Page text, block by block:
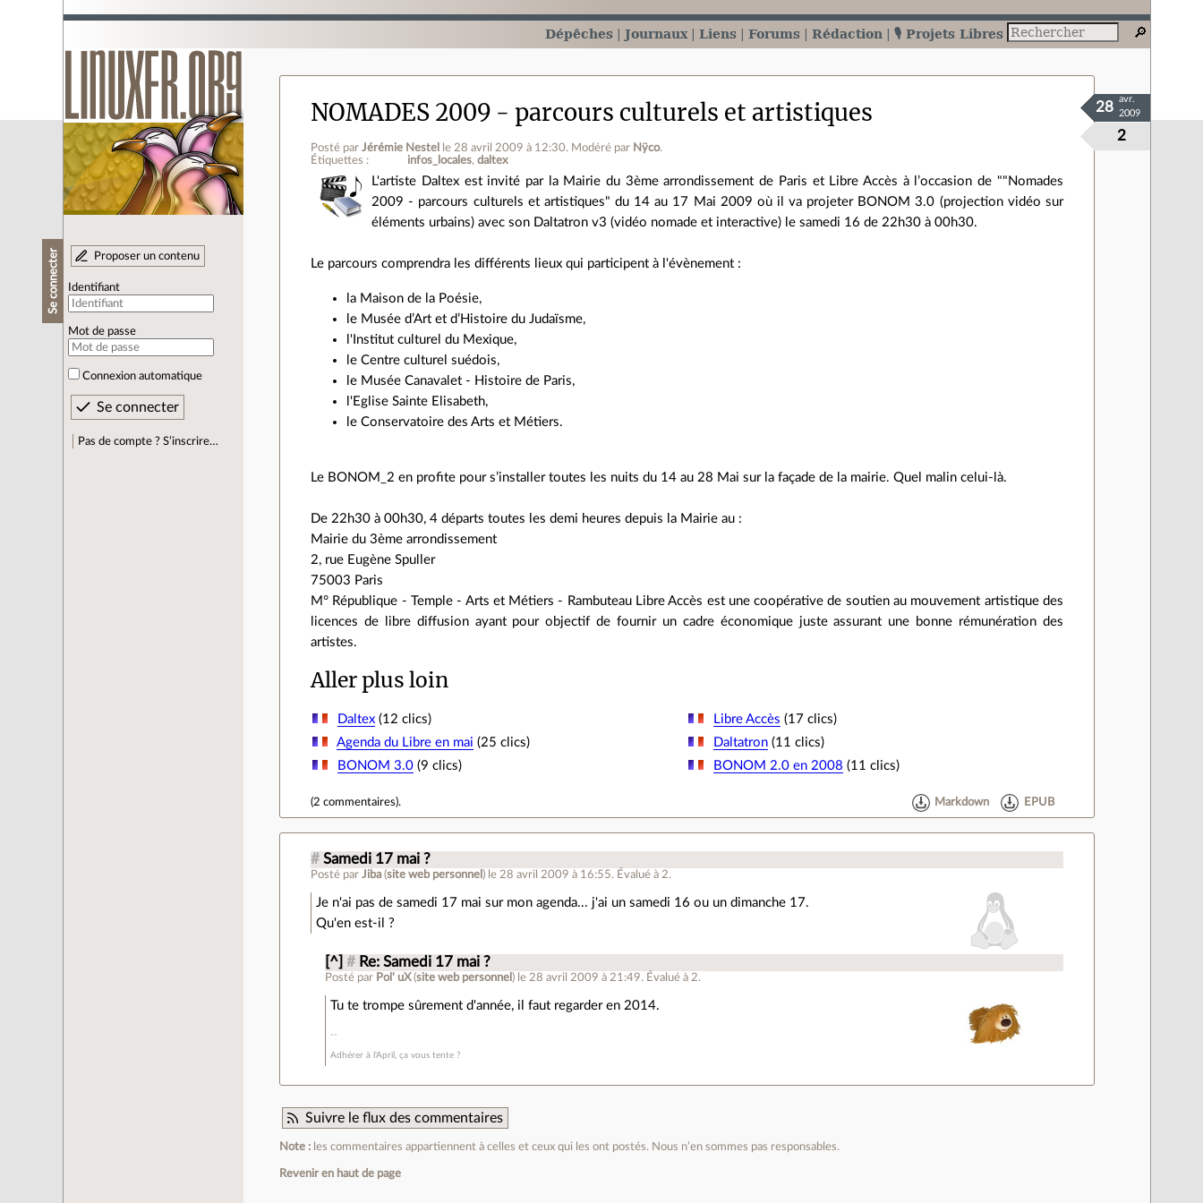
Dépêches Journaux Liens Forums Rédaction 🎙️ Projets Libres
Se connecter Proposer un contenu
Identifiant
Mot de passe
Connexion automatique
Pas de compte ? S’inscrire…
NOMADES 2009 - parcours culturels et artistiques
Posté parJérémie Nestel le 28 avril 2009 à 12:30. Modéré par Nÿco.
Étiquettes :
infos_locales daltex
2
28
avr.
2009
L'artiste Daltex est invité par la Mairie du 3ème arrondissement de Paris et Libre Accès à l’occasion de ""Nomades
2009 - parcours culturels et artistiques" du 14 au 17 Mai 2009 où il va projeter BONOM 3.0 (projection vidéo sur
éléments urbains) avec son Daltatron v3 (vidéo nomade et interactive) le samedi 16 de 22h30 à 00h30.
Le parcours comprendra les différents lieux qui participent à l'évènement :
la Maison de la Poésie,
le Musée d’Art et d’Histoire du Judaïsme,
l'Institut culturel du Mexique,
le Centre culturel suédois,
le Musée Canavalet - Histoire de Paris,
l'Eglise Sainte Elisabeth,
le Conservatoire des Arts et Métiers.
Le BONOM_2 en profite pour s’installer toutes les nuits du 14 au 28 Mai sur la façade de la mairie. Quel malin celui-là.
De 22h30 à 00h30, 4 départs toutes les demi heures depuis la Mairie au :
Mairie du 3ème arrondissement
2, rue Eugène Spuller
75003 Paris
M° République - Temple - Arts et Métiers - Rambuteau Libre Accès est une coopérative de soutien au mouvement artistique des
licences de libre diffusion ayant pour objectif de fournir un cadre économique juste assurant une bonne rémunération des
artistes.
Aller plus loin
Daltex(12 clics) Libre Accès (17 clics)
Agenda du Libre en mai (25 clics) Daltatron (11 clics)
BONOM 3.0(9 clics) BONOM 2.0 en 2008 (11 clics)
(2 commentaires). Markdown EPUB
# Samedi 17 mai ?
Posté parJiba (site web personnel ) le 28 avril 2009 à 16:55. Évalué à 2.
Je n'ai pas de samedi 17 mai sur mon agenda... j'ai un samedi 16 ou un dimanche 17.
Qu'en est-il ?
[^] # Re: Samedi 17 mai ?
Posté par Pol' uX (site web personnel ) le 28 avril 2009 à 21:49. Évalué à 2.
Tu te trompe sûrement d'année, il faut regarder en 2014.
Adhérer à l'April, ça vous tente ?
Suivre le flux des commentaires
Note : les commentaires appartiennent à celles et ceux qui les ont postés. Nous n’en sommes pas responsables.
Revenir en haut de page